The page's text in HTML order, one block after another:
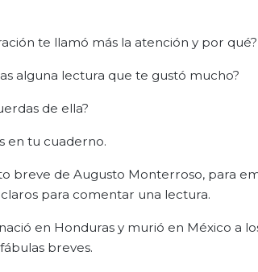
te llamó más la atención y por qué?
alguna lectura que te gustó mucho?
de ella?
en tu cuaderno.
breve de Augusto Monterroso, para
para comentar una lectura.
en Honduras y murió en México a
breves.